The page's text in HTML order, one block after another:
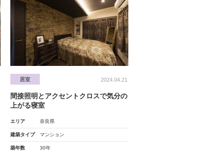
居室 2024.04.21
間接照明とアクセントクロスで気分の
上がる寝室
エリア 奈良県
建築タイプ マンション
築年数 30年